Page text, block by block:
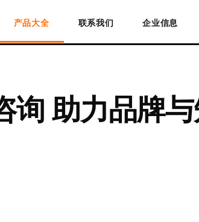
产品大全 联系我们 企业信息
询 助力品牌